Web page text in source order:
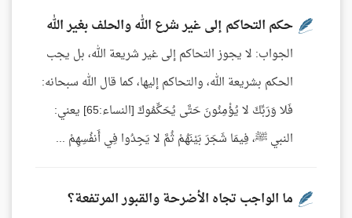
حكم التحاكم إلى غير شرع الله والحلف بغير الله
الجواب: لا يجوز التحاكم إلى غير شريعة الله، بل يجب
الحكم بشريعة الله، والتحاكم إليها، كما قال الله سبحانه:
فَلا وَرَبِّكَ لا يُؤْمِنُونَ حَتَّى يُحَكِّمُوكَ [النساء:65] يعني:
النبي ﷺ، فِيمَا شَجَرَ بَيْنَهُمْ ثُمَّ لا يَجِدُوا فِي أَنفُسِهِمْ ...
ما الواجب تجاه الأضرحة والقبور المرتفعة؟